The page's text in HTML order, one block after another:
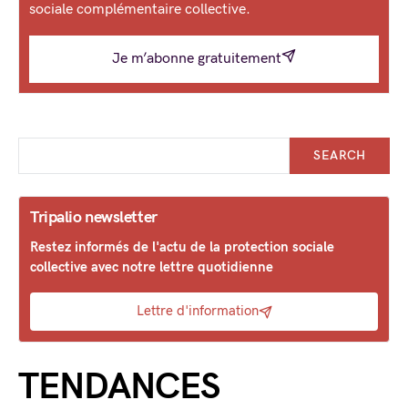
sociale complémentaire collective.
Je m’abonne gratuitement
SEARCH
Tripalio newsletter
Restez informés de l'actu de la protection sociale
collective avec notre lettre quotidienne
Lettre d'information
TENDANCES